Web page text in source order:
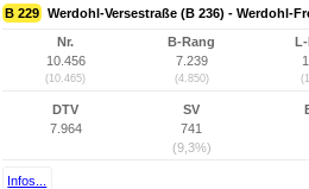
B 229 Werdohl-Versestraße (B 236) - Werdohl-
Nr.
10.456
(10.465)
B-Rang
7.239
(4.850)
DTV
7.964
SV
741
(9,3%)
Infos...